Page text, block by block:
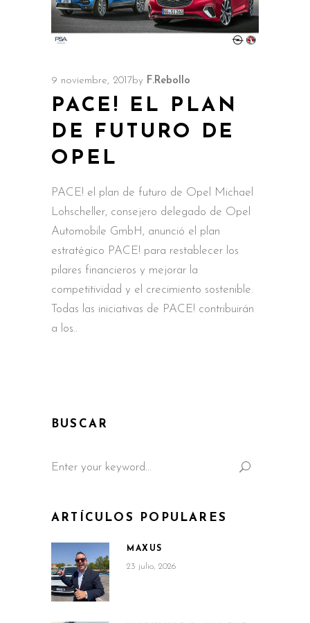
9 noviembre, 2017by F.Rebollo
PACE! EL PLAN
DE FUTURO DE
OPEL
PACE! el plan de futuro de Opel Michael
Lohscheller, consejero delegado de Opel
Automobile GmbH, anunció el plan
estratégico PACE! para restablecer los
pilares financieros y mejorar la
competitividad y el crecimiento sostenible.
Todas las iniciativas de PACE! contribuirán
a los
BUSCAR
for:
ARTÍCULOS POPULARES
MAXUS
23 julio, 2026